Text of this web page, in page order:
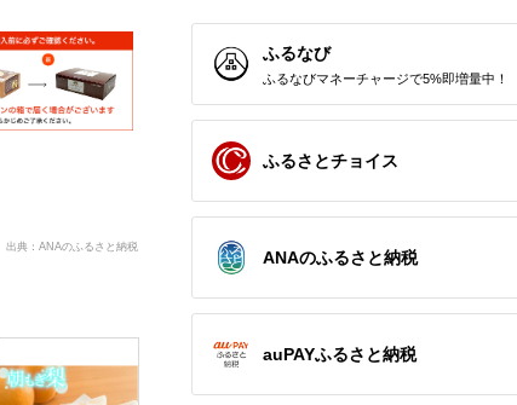
出典：ANAのふるさと納税
ふるなび
ふるなびマネーチャージで5%即増量中！
ふるさとチョイス
ANAのふるさと納税
auPAYふるさと納税